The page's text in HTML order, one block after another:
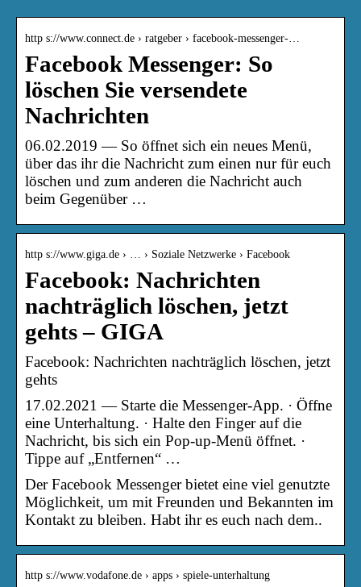
http s://www.connect.de › ratgeber › facebook-messenger-…
Facebook Messenger: So
löschen Sie versendete
Nachrichten
06.02.2019 — So öffnet sich ein neues Menü,
über das ihr die Nachricht zum einen nur für euch
löschen und zum anderen die Nachricht auch
beim Gegenüber …
http s://www.giga.de › … › Soziale Netzwerke › Facebook
Facebook: Nachrichten
nachträglich löschen, jetzt
gehts – GIGA
Facebook: Nachrichten nachträglich löschen, jetzt
gehts
17.02.2021 — Starte die Messenger-App. · Öffne
eine Unterhaltung. · Halte den Finger auf die
Nachricht, bis sich ein Pop-up-Menü öffnet. ·
Tippe auf „Entfernen“ …
Der Facebook Messenger bietet eine viel genutzte
Möglichkeit, um mit Freunden und Bekannten im
Kontakt zu bleiben. Habt ihr es euch nach dem..
http s://www.vodafone.de › apps › spiele-unterhaltung